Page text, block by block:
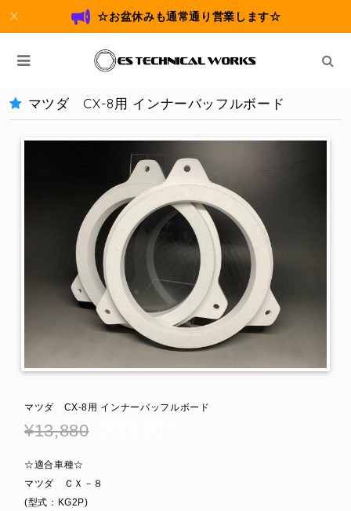
☆お盆休みも通常通り営業します☆
マツダ CX-8用 インナーバッフルボード
マツダ CX-8用 インナーバッフルボード
¥13,880
☆適合車種☆
マツダ ＣＸ－８
(型式：KG2P)